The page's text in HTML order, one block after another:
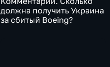
должна получить Украина
за сбитый Boeing?